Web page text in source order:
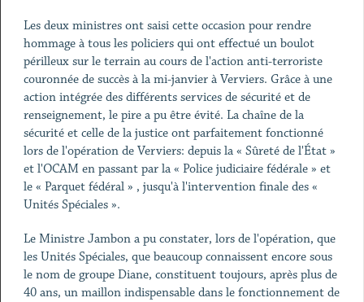
Les deux ministres ont saisi cette occasion pour rendre
hommage à tous les policiers qui ont effectué un boulot
périlleux sur le terrain au cours de l'action anti-terroriste
couronnée de succès à la mi-janvier à Verviers. Grâce à une
action intégrée des différents services de sécurité et de
renseignement, le pire a pu être évité. La chaîne de la
sécurité et celle de la justice ont parfaitement fonctionné
lors de l'opération de Verviers: depuis la « Sûreté de l'État »
et l'OCAM en passant par la « Police judiciaire fédérale » et
le « Parquet fédéral » , jusqu'à l'intervention finale des «
Unités Spéciales ».
Le Ministre Jambon a pu constater, lors de l'opération, que
les Unités Spéciales, que beaucoup connaissent encore sous
le nom de groupe Diane, constituent toujours, après plus de
40 ans, un maillon indispensable dans le fonctionnement de